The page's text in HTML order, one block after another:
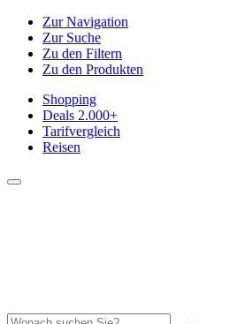
Zur Navigation
Zur Suche
Zu den Filtern
Zu den Produkten
Shopping
Deals 2.000+
Tarifvergleich
Reisen